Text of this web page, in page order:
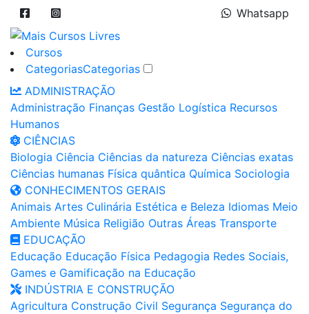
Whatsapp
Cursos
CategoriasCategorias
ADMINISTRAÇÃO
Administração Finanças Gestão Logística Recursos
Humanos
CIÊNCIAS
Biologia Ciência Ciências da natureza Ciências exatas
Ciências humanas Física quântica Química Sociologia
CONHECIMENTOS GERAIS
Animais Artes Culinária Estética e Beleza Idiomas Meio
Ambiente Música Religião Outras Áreas Transporte
EDUCAÇÃO
Educação Educação Física Pedagogia Redes Sociais,
Games e Gamificação na Educação
INDÚSTRIA E CONSTRUÇÃO
Agricultura Construção Civil Segurança Segurança do